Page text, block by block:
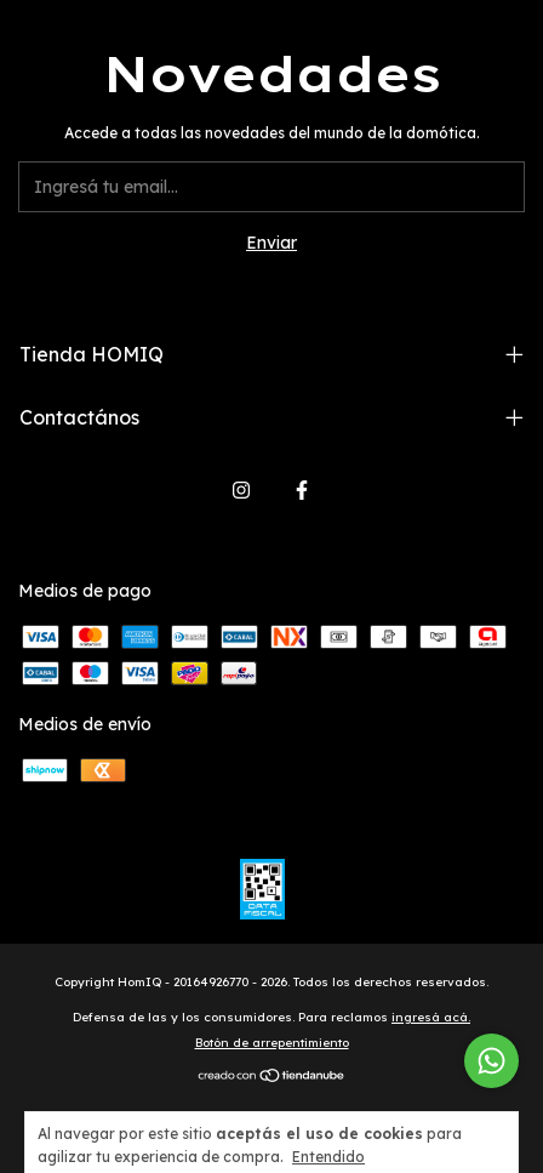
Al navegar por este sitio aceptás el uso de cookies para
agilizar tu experiencia de compra. Entendido
Novedades
Accede a todas las novedades del mundo de la domótica.
Tienda HOMIQ
Contactános
Medios de pago
Medios de envío
Copyright HomIQ - 20164926770 - 2026. Todos los derechos reservados.
Defensa de las y los consumidores. Para reclamos ingresá acá.
Botón de arrepentimiento